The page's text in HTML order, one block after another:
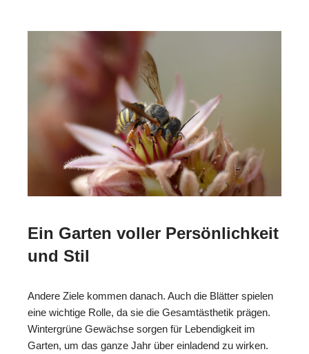
Ein Garten voller Persönlichkeit
und Stil
Andere Ziele kommen danach. Auch die Blätter spielen
eine wichtige Rolle, da sie die Gesamtästhetik prägen.
Wintergrüne Gewächse sorgen für Lebendigkeit im
Garten, um das ganze Jahr über einladend zu wirken.